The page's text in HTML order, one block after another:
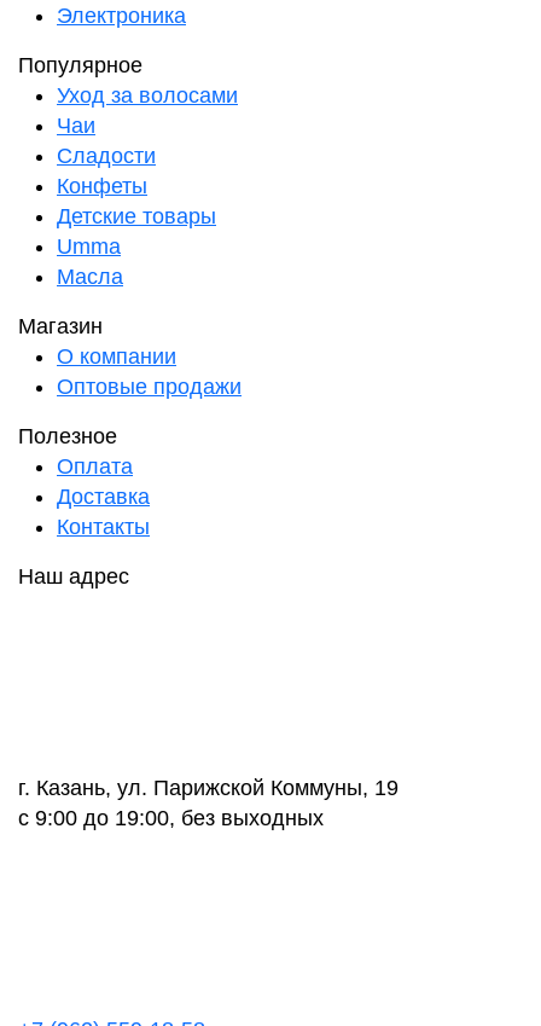
Электроника
Популярное
Уход за волосами
Чаи
Сладости
Конфеты
Детские товары
Umma
Масла
Магазин
О компании
Оптовые продажи
Полезное
Оплата
Доставка
Контакты
Наш адрес
г. Казань, ул. Парижской Коммуны, 19
с 9:00 до 19:00, без выходных